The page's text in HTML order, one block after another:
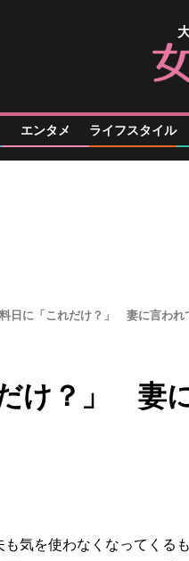
エンタメ ライフスタイル
日に「これだけ？」 妻に言われ
け？」 妻
気を使わなくなってくる